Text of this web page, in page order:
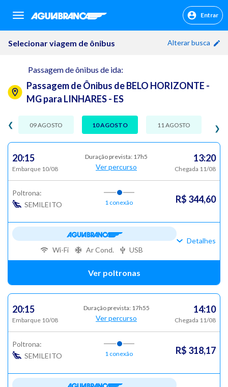
sr.header.toggle.navigation Entrar
Selecionar viagem de ônibus Alterar busca
Passagem de ônibus de ida:
Passagem de Ônibus de BELO HORIZONTE -
MG para LINHARES - ES
❯
❮ 09 AGOSTO 10 AGOSTO 11 AGOSTO
20:15
Embarque 10/08
Duração prevista: 17h5
Ver percurso
13:20
Chegada 11/08
Poltrona:
SEMILEITO
1 conexão R$ 344,60
Ver poltronas
Wi-Fi Ar Cond. USB
Detalhes
20:15
Embarque 10/08
Duração prevista: 17h55
Ver percurso
14:10
Chegada 11/08
Poltrona:
SEMILEITO
1 conexão R$ 318,17